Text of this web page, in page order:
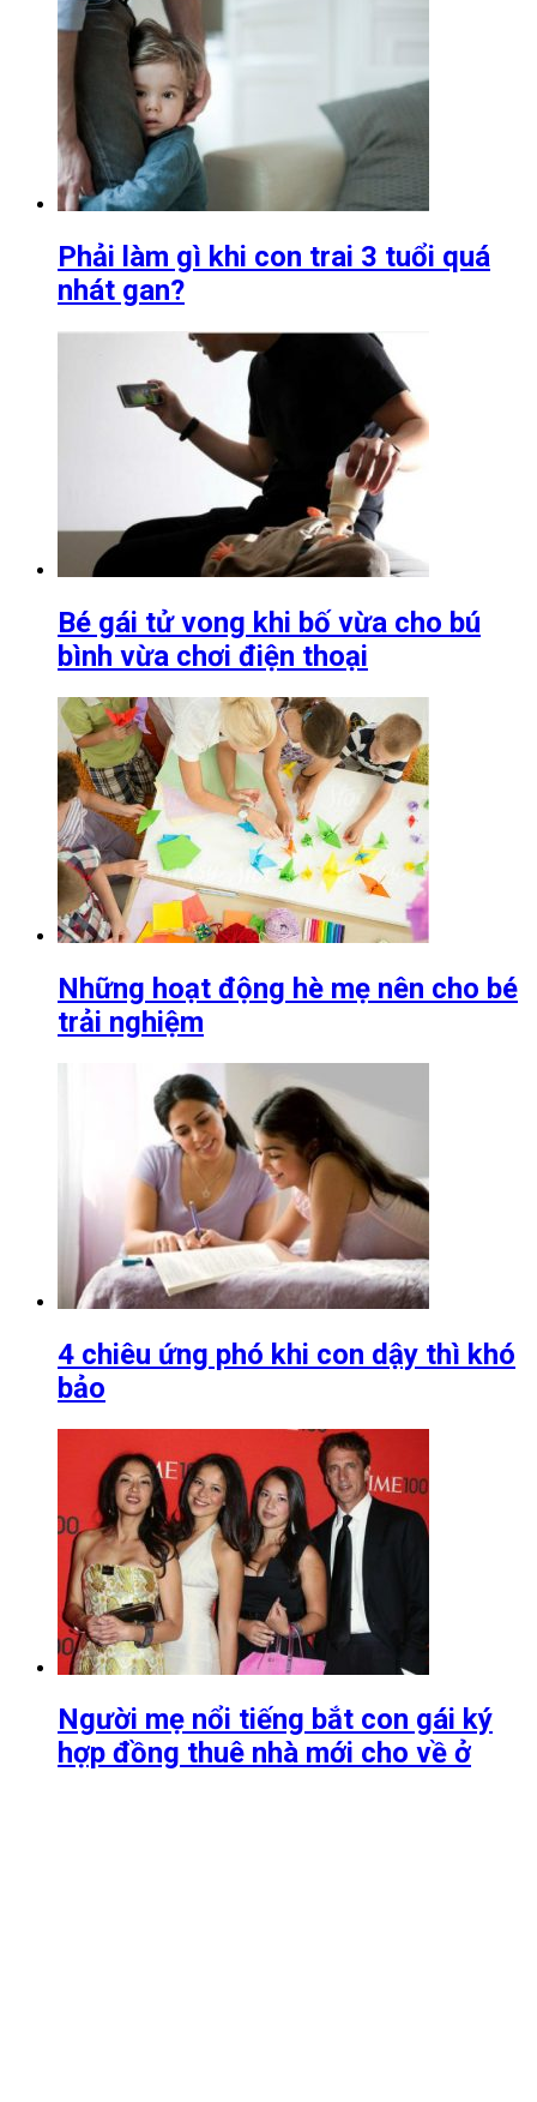
Phải làm gì khi con trai 3 tuổi quá
nhát gan?
Bé gái tử vong khi bố vừa cho bú
bình vừa chơi điện thoại
Những hoạt động hè mẹ nên cho bé
trải nghiệm
4 chiêu ứng phó khi con dậy thì khó
bảo
Người mẹ nổi tiếng bắt con gái ký
hợp đồng thuê nhà mới cho về ở